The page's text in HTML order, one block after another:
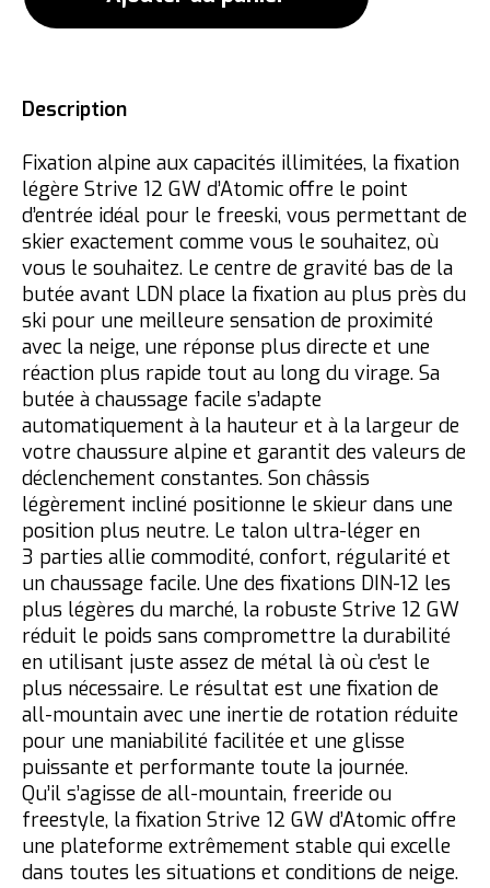
Description
Fixation alpine aux capacités illimitées, la fixation
légère Strive 12 GW d’Atomic offre le point
d’entrée idéal pour le freeski, vous permettant de
skier exactement comme vous le souhaitez, où
vous le souhaitez. Le centre de gravité bas de la
butée avant LDN place la fixation au plus près du
ski pour une meilleure sensation de proximité
avec la neige, une réponse plus directe et une
réaction plus rapide tout au long du virage. Sa
butée à chaussage facile s’adapte
automatiquement à la hauteur et à la largeur de
votre chaussure alpine et garantit des valeurs de
déclenchement constantes. Son châssis
légèrement incliné positionne le skieur dans une
position plus neutre. Le talon ultra-léger en
3 parties allie commodité, confort, régularité et
un chaussage facile. Une des fixations DIN-12 les
plus légères du marché, la robuste Strive 12 GW
réduit le poids sans compromettre la durabilité
en utilisant juste assez de métal là où c’est le
plus nécessaire. Le résultat est une fixation de
all-mountain avec une inertie de rotation réduite
pour une maniabilité facilitée et une glisse
puissante et performante toute la journée.
Qu’il s’agisse de all-mountain, freeride ou
freestyle, la fixation Strive 12 GW d’Atomic offre
une plateforme extrêmement stable qui excelle
dans toutes les situations et conditions de neige.